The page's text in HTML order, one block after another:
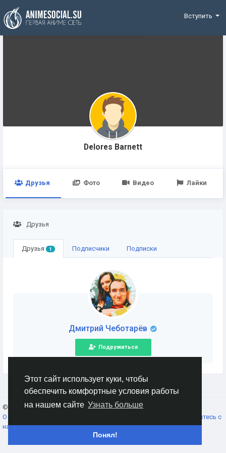
Этот сайт использует куки, чтобы
обеспечить комфортные условия работы
на нашем сайте Узнать больше
Понял!
Funding
Вступить
Delores Barnett
Друзья Фото Видео Лайки
Друзья
Друзья 1 Подписчики Подписки
Дмитрий Чеботарёв
Подружиться
© 2026 AnimeSocial.SU - Первая аниме сеть!
О нас
Свяжитесь с
нами
Каталог